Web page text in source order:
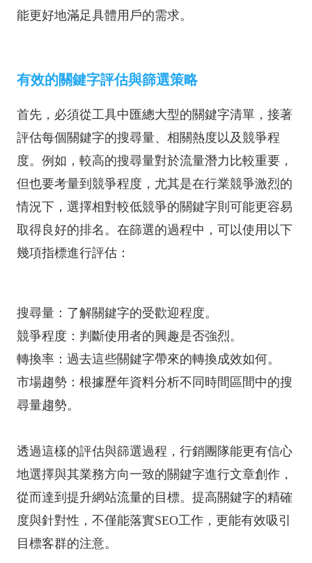
能更好地滿足具體用戶的需求。
有效的關鍵字評估與篩選策略
首先，必須從工具中匯總大型的關鍵字清單，接著
評估每個關鍵字的搜尋量、相關熱度以及競爭程
度。例如，較高的搜尋量對於流量潛力比較重要，
但也要考量到競爭程度，尤其是在行業競爭激烈的
情況下，選擇相對較低競爭的關鍵字則可能更容易
取得良好的排名。在篩選的過程中，可以使用以下
幾項指標進行評估：
搜尋量：了解關鍵字的受歡迎程度。
競爭程度：判斷使用者的興趣是否強烈。
轉換率：過去這些關鍵字帶來的轉換成效如何。
市場趨勢：根據歷年資料分析不同時間區間中的搜
尋量趨勢。
透過這樣的評估與篩選過程，行銷團隊能更有信心
地選擇與其業務方向一致的關鍵字進行文章創作，
從而達到提升網站流量的目標。提高關鍵字的精確
度與針對性，不僅能落實SEO工作，更能有效吸引
目標客群的注意。